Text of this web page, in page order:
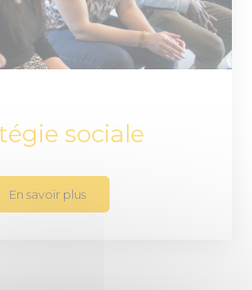
sociale
En savoir plus